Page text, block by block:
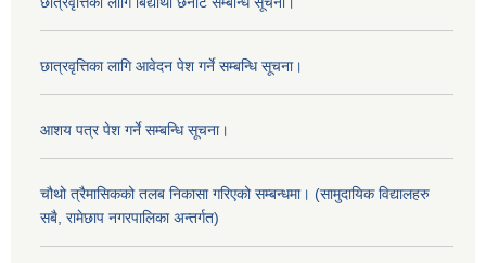
छात्रवृत्तिका लागि आवेदन पेश गर्ने सम्बन्धि सूचना।
आशय पत्र पेश गर्ने सम्बन्धि सूचना।
चौथो त्रैमासिकको तलब निकासा गरिएको सम्बन्धमा। (सामुदायिक विद्यालहरु
सबै, रामेछाप नगरपालिका अन्तर्गत)